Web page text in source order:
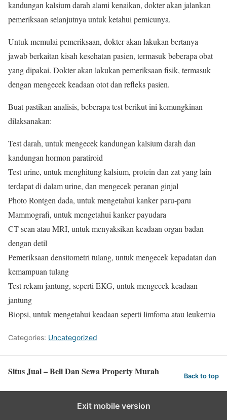
kandungan kalsium darah alami kenaikan, dokter akan jalankan
pemeriksaan selanjutnya untuk ketahui pemicunya.
Untuk memulai pemeriksaan, dokter akan lakukan bertanya
jawab berkaitan kisah kesehatan pasien, termasuk beberapa obat
yang dipakai. Dokter akan lakukan pemeriksaan fisik, termasuk
dengan mengecek keadaan otot dan refleks pasien.
Buat pastikan analisis, beberapa test berikut ini kemungkinan
dilaksanakan:
Test darah, untuk mengecek kandungan kalsium darah dan
kandungan hormon paratiroid
Test urine, untuk menghitung kalsium, protein dan zat yang lain
terdapat di dalam urine, dan mengecek peranan ginjal
Photo Rontgen dada, untuk mengetahui kanker paru-paru
Mammografi, untuk mengetahui kanker payudara
CT scan atau MRI, untuk menyaksikan keadaan organ badan
dengan detil
Pemeriksaan densitometri tulang, untuk mengecek kepadatan dan
kemampuan tulang
Test rekam jantung, seperti EKG, untuk mengecek keadaan
jantung
Biopsi, untuk mengetahui keadaan seperti limfoma atau leukemia
Categories: Uncategorized
Situs Jual – Beli Dan Sewa Property Murah Back to top
Exit mobile version